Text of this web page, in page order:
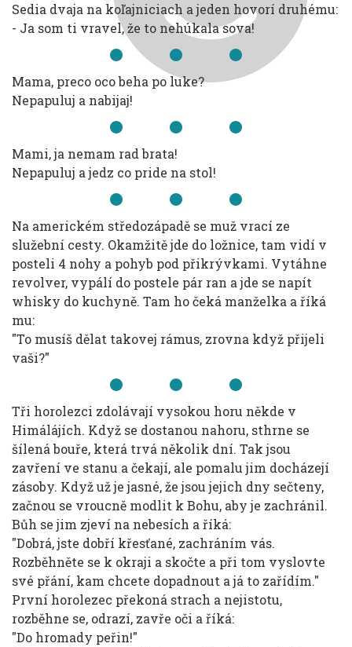
Sedia dvaja na koľajniciach a jeden hovorí druhému:
- Ja som ti vravel, že to nehúkala sova!
Mama, preco oco beha po luke?
Nepapuluj a nabijaj!
Mami, ja nemam rad brata!
Nepapuluj a jedz co pride na stol!
Na americkém středozápadě se muž vrací ze
služební cesty. Okamžitě jde do ložnice, tam vidí v
posteli 4 nohy a pohyb pod přikrývkami. Vytáhne
revolver, vypálí do postele pár ran a jde se napít
whisky do kuchyně. Tam ho čeká manželka a říká
mu:
"To musíš dělat takovej rámus, zrovna když přijeli
vaši?"
Tři horolezci zdolávají vysokou horu někde v
Himálájích. Když se dostanou nahoru, sthrne se
šílená bouře, která trvá několik dní. Tak jsou
zavření ve stanu a čekají, ale pomalu jim docházejí
zásoby. Když už je jasné, že jsou jejich dny sečteny,
začnou se vroucně modlit k Bohu, aby je zachránil.
Bůh se jim zjeví na nebesích a říká:
"Dobrá, jste dobří křesťané, zachráním vás.
Rozběhněte se k okraji a skočte a při tom vyslovte
své přání, kam chcete dopadnout a já to zařídím."
První horolezec překoná strach a nejistotu,
rozběhne se, odrazí, zavře oči a říká:
"Do hromady peřin!"